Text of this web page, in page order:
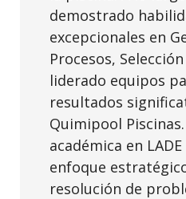
demostrado
excepcionales en
Procesos,
liderado equipos
resultados
Quimipool
académica en LADE
enfoque
resolución de